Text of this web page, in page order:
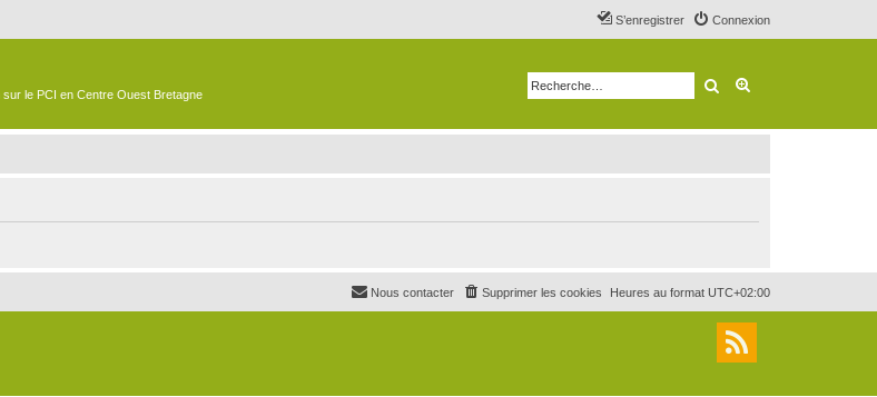
Connexion
S’enregistrer
le PCI en Centre Ouest Bretagne Rechercher
Heures au format UTC+02:00
Supprimer les cookies
Nous contacter